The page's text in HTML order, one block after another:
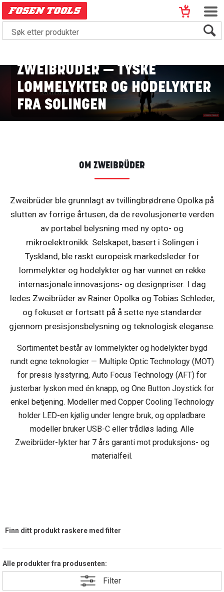
ZWEIBRÜDER — TYSKE
LOMMELYKTER OG HODELYKTER
FRA SOLINGEN
OM ZWEIBRÜDER
Zweibrüder ble grunnlagt av tvillingbrødrene Opolka på
slutten av forrige årtusen, da de revolusjonerte verden
av portabel belysning med ny opto- og
mikroelektronikk. Selskapet, basert i Solingen i
Tyskland, ble raskt europeisk markedsleder for
lommelykter og hodelykter og har vunnet en rekke
internasjonale innovasjons- og designpriser. I dag
ledes Zweibrüder av Rainer Opolka og Tobias Schleder,
og fokuset er fortsatt på å sette nye standarder
gjennom presisjonsbelysning og teknologisk eleganse.
Sortimentet består av lommelykter og hodelykter bygd
rundt egne teknologier — Multiple Optic Technology (MOT)
for presis lysstyring, Auto Focus Technology (AFT) for
justerbar lyskon med én knapp, og One Button Joystick for
enkel betjening. Modeller med Copper Cooling Technology
holder LED-en kjølig under lengre bruk, og oppladbare
modeller bruker USB-C eller trådløs lading. Alle
Zweibrüder-lykter har 7 års garanti mot produksjons- og
materialfeil.
Finn ditt produkt raskere med filter
Alle produkter fra produsenten:
Filter